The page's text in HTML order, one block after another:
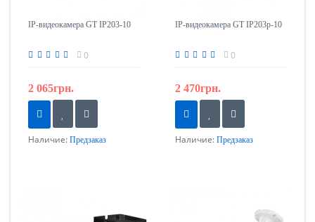
IP-видеокамера GT IP203-10
0
2 065грн.
Наличие: Предзаказ
IP-видеокамера GT IP203р-10
0
2 470грн.
Наличие: Предзаказ